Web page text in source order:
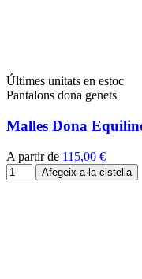
Últimes unitats en estoc
Pantalons dona genets
Malles Dona
A partir de 115,00 €
Afegeix a la cistella